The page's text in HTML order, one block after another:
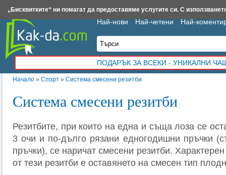
Начало » Спорт » Система смесени резитби
Система смесени резитби
Резитбите, при които на една и съща лоза се
3 очи и по-дълго рязани едногодишни пръчки
пръчки), се наричат смесени резитби.
от тези резитби е оставянето на смесен тип
Най-нови Най-четени Най-
ПОДАРЪК ЗА ВСЕКИ - УНИКАЛНИ
Insert.bg Framar.bg Kak-da.com Iztochnik.com BauBau.bg NewAge.bg
„Бисквитките“ ни помагат да предоставяме услугите си. С